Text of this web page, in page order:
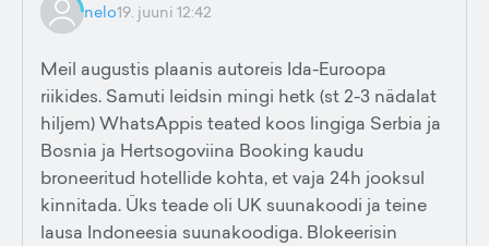
nelo19. juuni 12:42
Meil augustis plaanis autoreis Ida-Euroopa
riikides. Samuti leidsin mingi hetk (st 2-3 nädalat
hiljem) WhatsAppis teated koos lingiga Serbia ja
Bosnia ja Hertsogoviina Booking kaudu
broneeritud hotellide kohta, et vaja 24h jooksul
kinnitada. Üks teade oli UK suunakoodi ja teine
lausa Indoneesia suunakoodiga. Blokeerisin